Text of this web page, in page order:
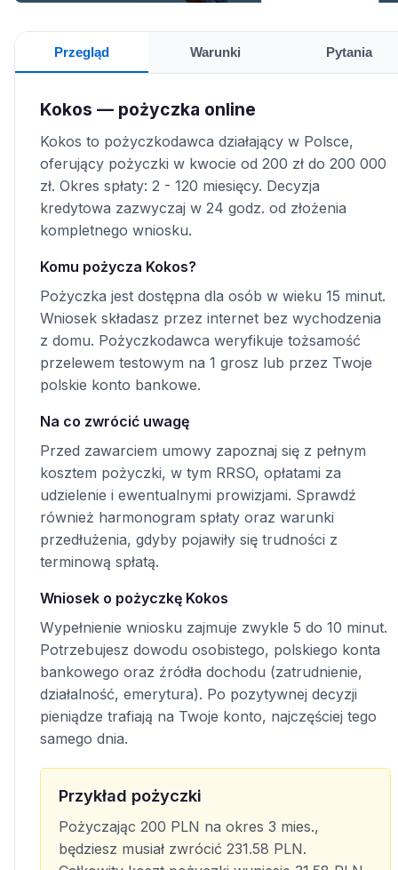
Przegląd Warunki Pytania
Kokos — pożyczka online
Kokos to pożyczkodawca działający w Polsce,
oferujący pożyczki w kwocie od 200 zł do 200 000
zł. Okres spłaty: 2 - 120 miesięcy. Decyzja
kredytowa zazwyczaj w 24 godz. od złożenia
kompletnego wniosku.
Komu pożycza Kokos?
Pożyczka jest dostępna dla osób w wieku 15 minut.
Wniosek składasz przez internet bez wychodzenia
z domu. Pożyczkodawca weryfikuje tożsamość
przelewem testowym na 1 grosz lub przez Twoje
polskie konto bankowe.
Na co zwrócić uwagę
Przed zawarciem umowy zapoznaj się z pełnym
kosztem pożyczki, w tym RRSO, opłatami za
udzielenie i ewentualnymi prowizjami. Sprawdź
również harmonogram spłaty oraz warunki
przedłużenia, gdyby pojawiły się trudności z
terminową spłatą.
Wniosek o pożyczkę Kokos
Wypełnienie wniosku zajmuje zwykle 5 do 10 minut.
Potrzebujesz dowodu osobistego, polskiego konta
bankowego oraz źródła dochodu (zatrudnienie,
działalność, emerytura). Po pozytywnej decyzji
pieniądze trafiają na Twoje konto, najczęściej tego
samego dnia.
Przykład pożyczki
Pożyczając 200 PLN na okres 3 mies.,
będziesz musiał zwrócić 231.58 PLN.